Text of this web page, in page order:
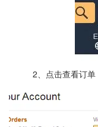
2、点击查看订单